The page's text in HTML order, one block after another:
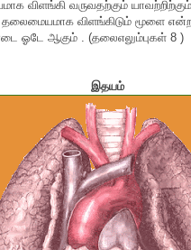
விளங்கி வருவதற்கும்
விளங்கிடும் மூளை என்ற
ஓடே ஆகும் . (தலைஎலும்புகள் 8 )
இதயம்